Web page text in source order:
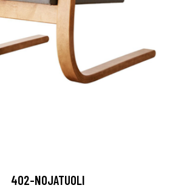
402-NOJATUOLI